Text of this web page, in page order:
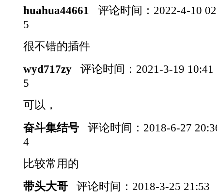
huahua44661 评论时间： 2022-4-10
5
很不错的插件
wyd717zy
评论时间： 2021-3-19
5
可以，
奋斗集结号
评论时间： 2018-6-27
4
比较常用的
带头大哥
评论时间： 2018-3-25 21:53